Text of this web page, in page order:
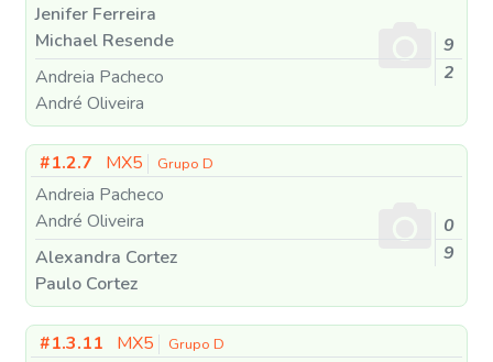
Jenifer Ferreira
Michael Resende
Andreia Pacheco
André Oliveira
9
2
#1.2.7 MX5 Grupo D
Andreia Pacheco
André Oliveira
Alexandra Cortez
Paulo Cortez
0
9
#1.3.11 MX5 Grupo D